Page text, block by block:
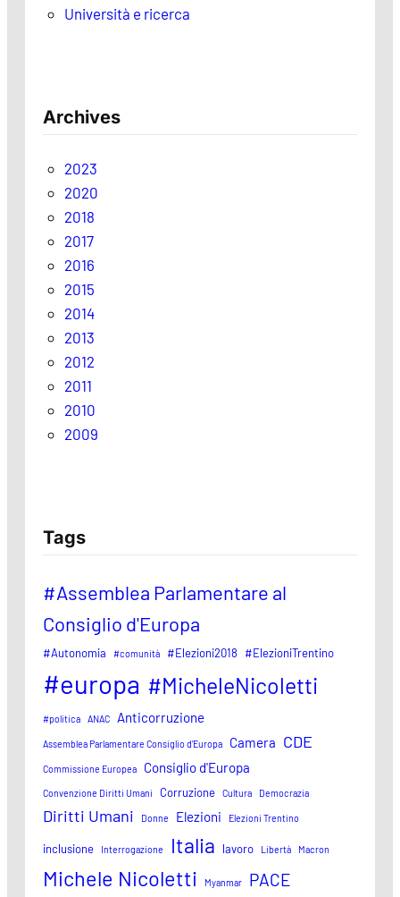
Università e ricerca
Archives
2023
2020
2018
2017
2016
2015
2014
2013
2012
2011
2010
2009
Tags
#Assemblea Parlamentare al
Consiglio d'Europa
#Autonomia #comunità #Elezioni2018 #ElezioniTrentino
#europa #MicheleNicoletti
#politica ANAC Anticorruzione
Assemblea Parlamentare Consiglio d'Europa Camera CDE
Commissione Europea Consiglio d'Europa
Convenzione Diritti Umani Corruzione Cultura Democrazia
Diritti Umani Donne Elezioni Elezioni Trentino
inclusione Interrogazione Italia lavoro Libertà Macron
Michele Nicoletti Myanmar PACE